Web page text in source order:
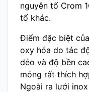
nguyên tố Crom
tố khác.
Điểm đặc biệt
oxy hóa do tác
dẻo và độ bền
mỏng rất thích
Ngoài ra lưới